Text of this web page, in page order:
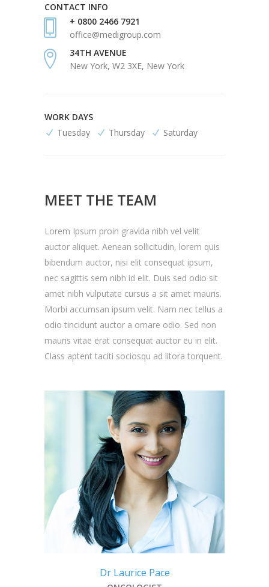
CONTACT INFO
+ 0800 2466 7921
office@medigroup.com
34TH AVENUE
New York, W2 3XE, New York
WORK DAYS
Tuesday
Thursday Saturday
MEET THE TEAM
Lorem Ipsum proin gravida nibh vel velit
auctor aliquet. Aenean sollicitudin, lorem quis
bibendum auctor, nisi elit consequat ipsum,
nec sagittis sem nibh id elit. Duis sed odio sit
amet nibh vulputate cursus a sit amet mauris.
Morbi accumsan ipsum velit. Nam nec tellus a
odio tincidunt auctor a ornare odio. Sed non
mauris vitae erat consequat auctor eu in elit.
Class aptent taciti sociosqu ad litora torquent.
Dr Laurice Pace